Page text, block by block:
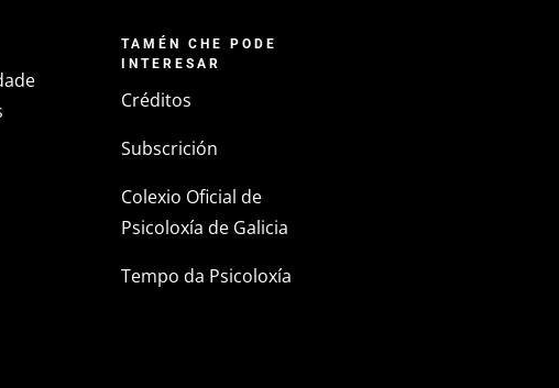
TAMÉN CHE PODE
INTERESAR
Créditos
Subscrición
Colexio Oficial de
Psicoloxía de Galicia
Tempo da Psicoloxía